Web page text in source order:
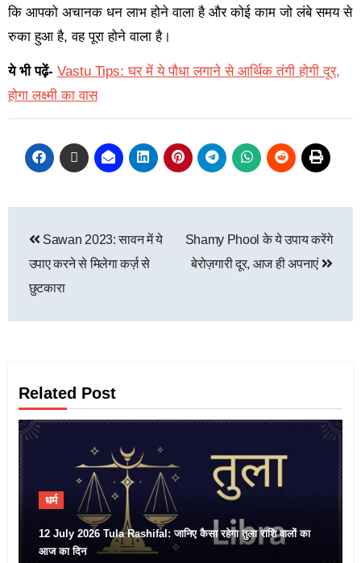
कि आपको अचानक धन लाभ होने वाला है और कोई काम जो लंबे समय से
रुका हुआ है, वह पूरा होने वाला है।
ये भी पढ़ें- Vastu Tips: घर में ये पौधा लगाने से आर्थिक तंगी होगी दूर,
होगा लक्ष्मी का वास
Sawan 2023: सावन में ये
उपाए करने से मिलेगा कर्ज़ से
छुटकारा
Shamy Phool के ये उपाय करेंगे
बेरोज़गारी दूर, आज ही अपनाएं
Related Post
धर्म
12 July 2026 Tula Rashifal: जानिए कैसा रहेगा तुला राशि वालों का
आज का दिन